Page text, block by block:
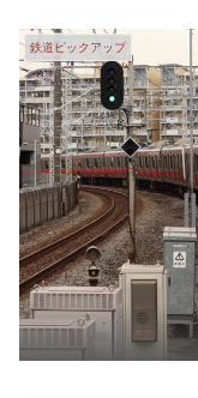
鉄道ピックアップ